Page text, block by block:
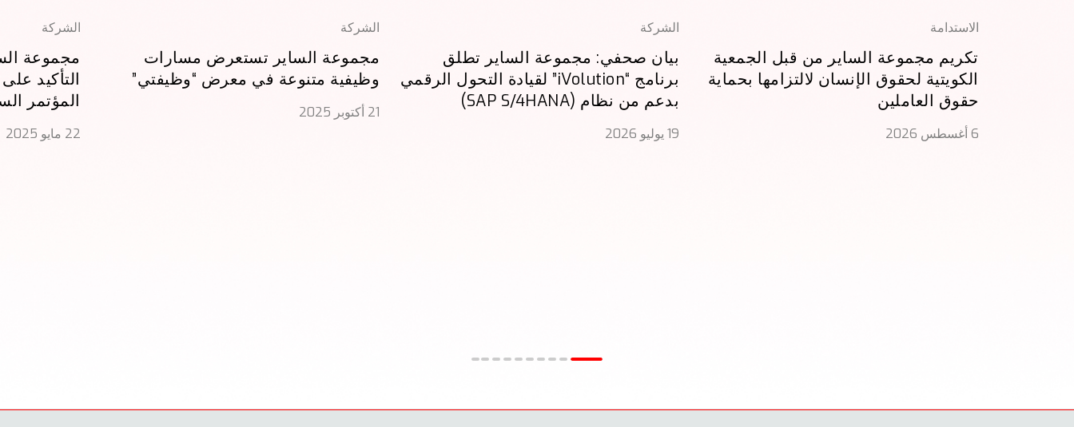
الاستدامة
تكريم مجموعة الساير من قبل الجمعية
الكويتية لحقوق الإنسان لالتزامها بحماية
حقوق العاملين
6 أغسطس 2026
الشركة
بيان صحفي: مجموعة الساير تطلق
برنامج “iVolution” لقيادة التحول الرقمي
بدعم من نظام (SAP S/4HANA)
19 يوليو 2026
الشركة
مجموعة الساير تستعرض مسارات
وظيفية متنوعة في معرض “وظيفتي”
21 أكتوبر 2025
الشركة
مجموعة
التأكيد
المؤتمر
22 مايو 2025